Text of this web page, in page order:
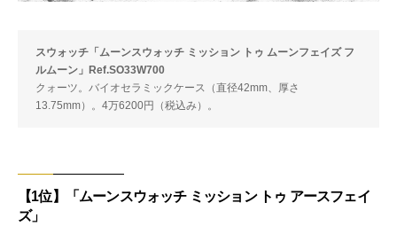
スウォッチ「ムーンスウォッチ ミッション トゥ ムーンフェイズ フ
ルムーン」Ref.SO33W700
クォーツ。バイオセラミックケース（直径42mm、厚さ
13.75mm）。4万6200円（税込み）。
【1位】「ムーンスウォッチ ミッション トゥ アースフェイ
ズ」